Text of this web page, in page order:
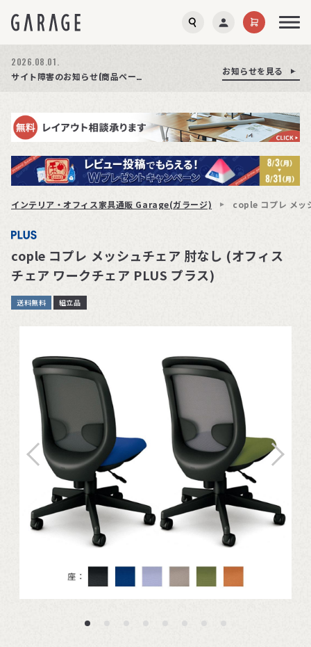
2026.08.03.
お知らせを見る
商品ページ障害復旧のお知らせ お知らせを見る
2026.08.01.
サイト障害のお知らせ(商品ページが正常に表示されない事象発生)
お知らせを見る
インテリア・オフィス家具通販 Garage(ガラージ) cople コプレ メッ
cople コプレ メッシュチェア 肘なし (オフィス
チェア ワークチェア PLUS プラス)
送料無料 組立品